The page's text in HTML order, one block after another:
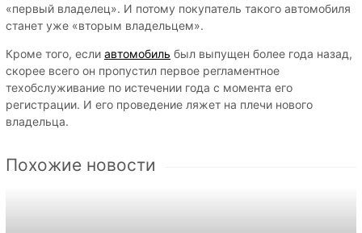
«первый владелец». И потому покупатель такого автомобиля
станет уже «вторым владельцем».
Кроме того, если автомобиль был выпущен более года назад,
скорее всего он пропустил первое регламентное
техобслуживание по истечении года с момента его
регистрации. И его проведение ляжет на плечи нового
владельца.
Похожие новости